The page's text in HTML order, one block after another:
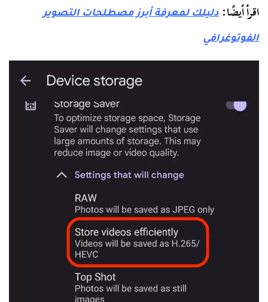
اقرأ أيضًا:دليلك لمعرفة أبرز مصطلحات التصوير
الفوتوغرافي